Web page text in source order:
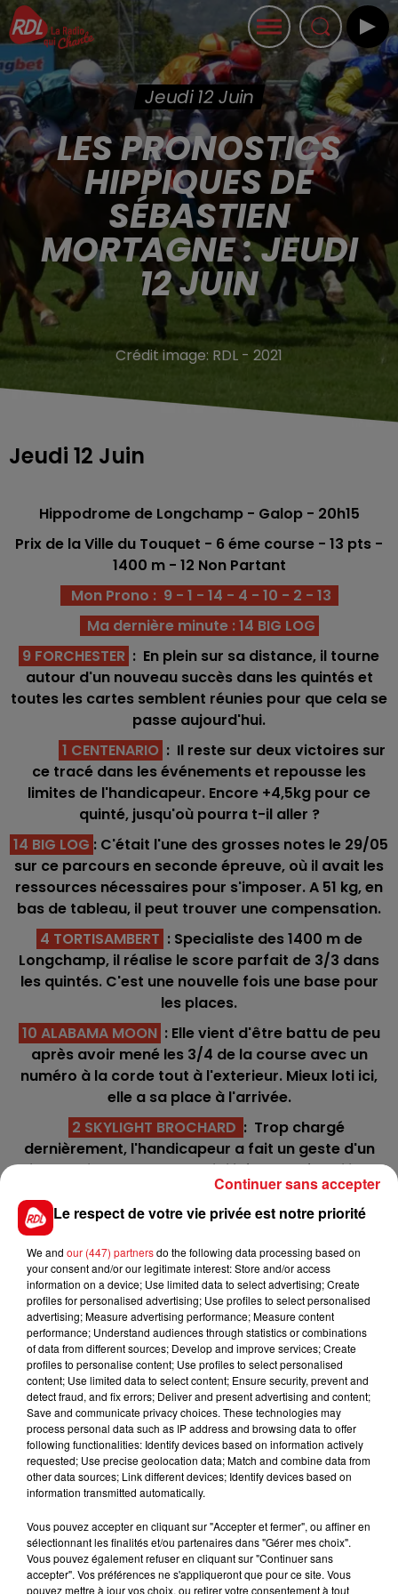
Jeudi 12 Juin
LES PRONOSTICS
HIPPIQUES DE
SÉBASTIEN
MORTAGNE : JEUDI
12 JUIN
Crédit image: RDL - 2021
Jeudi 12 Juin
Hippodrome de Longchamp - Galop - 20h15
Prix de la Ville du Touquet - 6 éme course - 13 pts -
1400 m - 12 Non Partant
Mon Prono : 9 - 1 - 14 - 4 - 10 - 2 - 13
Ma dernière minute : 14 BIG LOG
9 FORCHESTER : En plein sur sa distance, il tourne
autour d'un nouveau succès dans les quintés et
toutes les cartes semblent réunies pour que cela se
passe aujourd'hui.
1 CENTENARIO : Il reste sur deux victoires sur
ce tracé dans les événements et repousse les
limites de l'handicapeur. Encore +4,5kg pour ce
quinté, jusqu'où pourra t-il aller ?
14 BIG LOG : C'était l'une des grosses notes le 29/05
sur ce parcours en seconde épreuve, où il avait les
ressources nécessaires pour s'imposer. A 51 kg, en
bas de tableau, il peut trouver une compensation.
4 TORTISAMBERT : Specialiste des 1400 m de
Longchamp, il réalise le score parfait de 3/3 dans
les quintés. C'est une nouvelle fois une base pour
les places.
10 ALABAMA MOON : Elle vient d'être battu de peu
après avoir mené les 3/4 de la course avec un
numéro à la corde tout à l'exterieur. Mieux loti ici,
elle a sa place à l'arrivée.
2 SKYLIGHT BROCHARD : Trop chargé
dernièrement, l'handicapeur a fait un geste d'un
kilo, en lui donnant la possibilité de se réhabiliter.
13 WHITE PLATIN
aime prendre les devants. Ici avec le 13 dans les
*************
En direct des pistes :
Amiens (R3) : 405 LOZA
FILS D'ACTUS
15 juillet 2026
Le respect de votre vie privée est notre priorité
We and our (447) partnersdo the following data processing based on
your consent and/or our legitimate interest: Store and/or access
information on a device; Use limited data to select advertising; Create
profiles for personalised advertising; Use profiles to select personalised
advertising; Measure advertising performance; Measure content
performance; Understand audiences through statistics or combinations
of data from different sources; Develop and improve services; Create
profiles to personalise content; Use profiles to select personalised
content; Use limited data to select content; Ensure security, prevent and
detect fraud, and fix errors; Deliver and present advertising and content;
Save and communicate privacy choices. These technologies may
process personal data such as IP address and browsing data to offer
following functionalities: Identify devices based on information actively
requested; Use precise geolocation data; Match and combine data from
other data sources; Link different devices; Identify devices based on
information transmitted automatically.
Vous pouvez accepter en cliquant sur "Accepter et fermer", ou affiner en
sélectionnant les finalités et/ou partenaires dans "Gérer mes choix".
Vous pouvez également refuser en cliquant sur "Continuer sans
accepter". Vos préférences ne s'appliqueront que pour ce site. Vous
pouvez mettre à jour vos choix, ou retirer votre consentement à tout
Continuer sans accepter